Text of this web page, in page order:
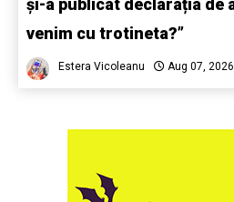
și-a publicat declarația de
venim cu trotineta?”
Estera Vicoleanu Aug 07, 2026